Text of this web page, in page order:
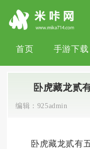
首页 手游下载
卧虎藏龙贰
编辑： 925admin
卧虎藏龙贰有